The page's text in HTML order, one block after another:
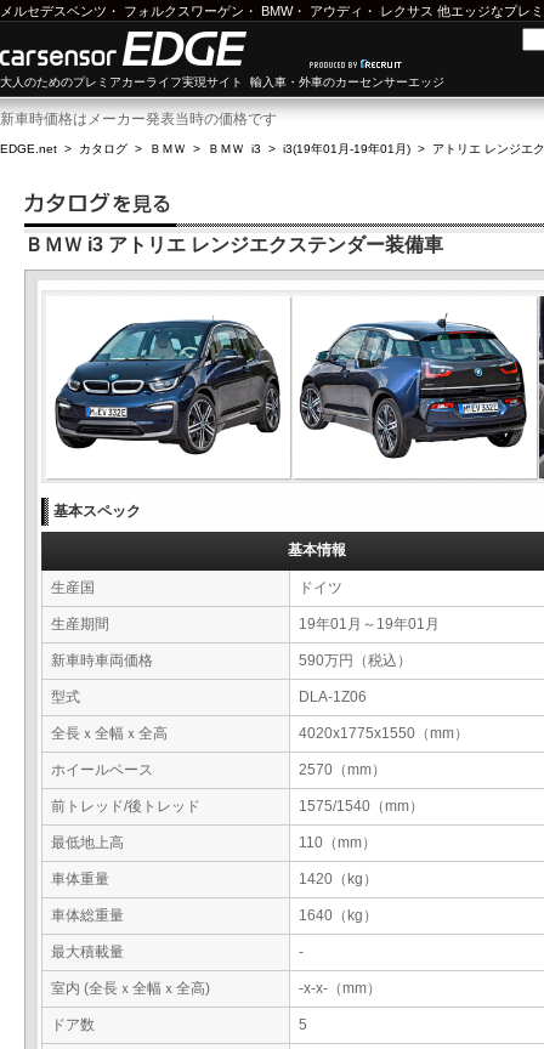
メルセデスベンツ ・ フォルクスワーゲン ・ BMW・ アウディ ・ レクサス 他エッジなプレ
大人のためのプレミアカーライフ実現サイト 輸入車・外車のカーセンサーエッジ
新車時価格はメーカー発表当時の価格です
EDGE.net > カタログ > ＢＭＷ > ＢＭＷ i3 > i3(19年01月-19年01月) > アトリエ レンジエ
ＢＭＷ i3 アトリエ レンジエクステンダー装備車
基本スペック
基本情報
生産国 ドイツ
生産期間 19年01月～19年01月
新車時車両価格 590万円（税込）
型式 DLA-1Z06
全長ｘ全幅ｘ全高 4020x1775x1550（mm）
ホイールベース 2570（mm）
前トレッド/後トレッド 1575/1540（mm）
最低地上高 110（mm）
車体重量 1420（kg）
車体総重量 1640（kg）
最大積載量 -
室内 (全長ｘ全幅ｘ全高) -x-x-（mm）
ドア数 5